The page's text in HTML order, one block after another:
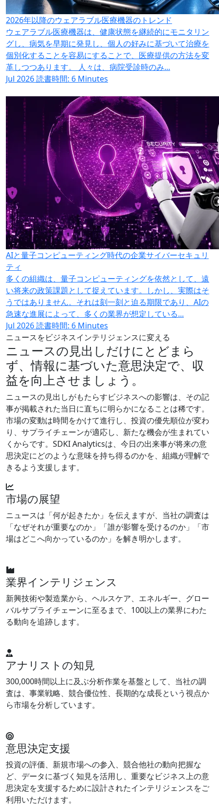
2026年以降のウェアラブル医療機器のトレンド
ウェアラブル医療機器は、健康状態を継続的にモニタリン
グし、病気を早期に発見し、個人の好みに基づいて治療を
個別化することを容易にすることで、医療提供の方法を変
革しつつあります。 人々は、病院受診時のみ...
Jul 2026読書時間: 6 Minutes
AIと量子コンピューティング時代の企業サイバーセキュリ
ティ
多くの組織は、量子コンピューティングを依然として、遠
い将来の政策課題として捉えています。しかし、実際はそ
うではありません。それは刻一刻と迫る期限であり、AIの
急速な進展によって、多くの業界が想定している...
Jul 2026読書時間: 6 Minutes
ニュースをビジネスインテリジェンスに変える
ニュースの見出しだけにとどまら
ず、情報に基づいた意思決定で、収
益を向上させましょう。
ニュースの見出しがもたらすビジネスへの影響は、その記
事が掲載された当日に直ちに明らかになることは稀です。
市場の変動は時間をかけて進行し、投資の優先順位が変わ
り、サプライチェーンが適応し、新たな機会が生まれてい
くからです。SDKI Analyticsは、今日の出来事が将来の意
思決定にどのような意味を持ち得るのかを、組織が理解で
きるよう支援します。
市場の展望
ニュースは「何が起きたか」を伝えますが、当社の調査は
「なぜそれが重要なのか」「誰が影響を受けるのか」「市
場はどこへ向かっているのか」を解き明かします。
業界インテリジェンス
新興技術や製造業から、ヘルスケア、エネルギー、グロー
バルサプライチェーンに至るまで、100以上の業界にわた
る動向を追跡します。
アナリストの知見
300,000時間以上に及ぶ分析作業を基盤として、当社の調
査は、事業戦略、競合優位性、長期的な成長という視点か
ら市場を分析しています。
意思決定支援
投資の評価、新規市場への参入、競合他社の動向把握な
ど、データに基づく知見を活用し、重要なビジネス上の意
思決定を支援するために設計されたインテリジェンスをご
利用いただけます。